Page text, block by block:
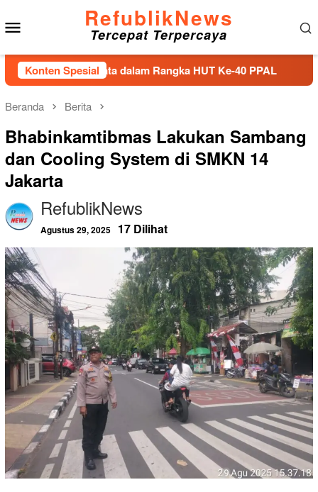
ke
konten
RefublikNews
Tercepat Terpercaya
Konten Spesial
dalam Rangka HUT Ke-40 PPAL Bupati
Beranda Berita
Bhabinkamtibmas Lakukan Sambang
dan Cooling System di SMKN 14
Jakarta
RefublikNews
Agustus 29, 2025 17 Dilihat